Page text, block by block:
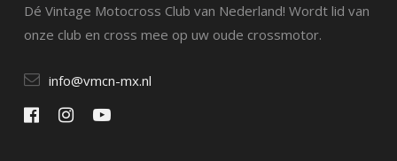
Dé Vintage Motocross Club van Nederland! Wordt lid van
onze club en cross mee op uw oude crossmotor.
info@vmcn-mx.nl